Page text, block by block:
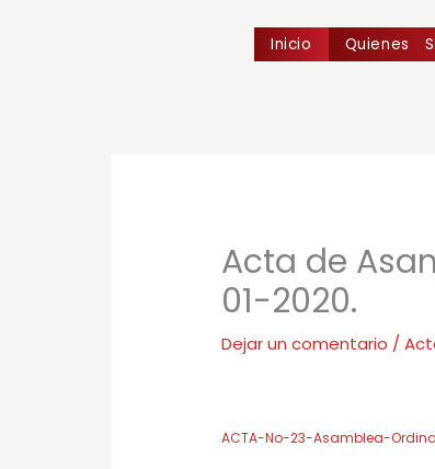
Inicio Quienes
Acta de
01-2020.
Dejar un comentario /
ACTA-No-23-Asamblea-